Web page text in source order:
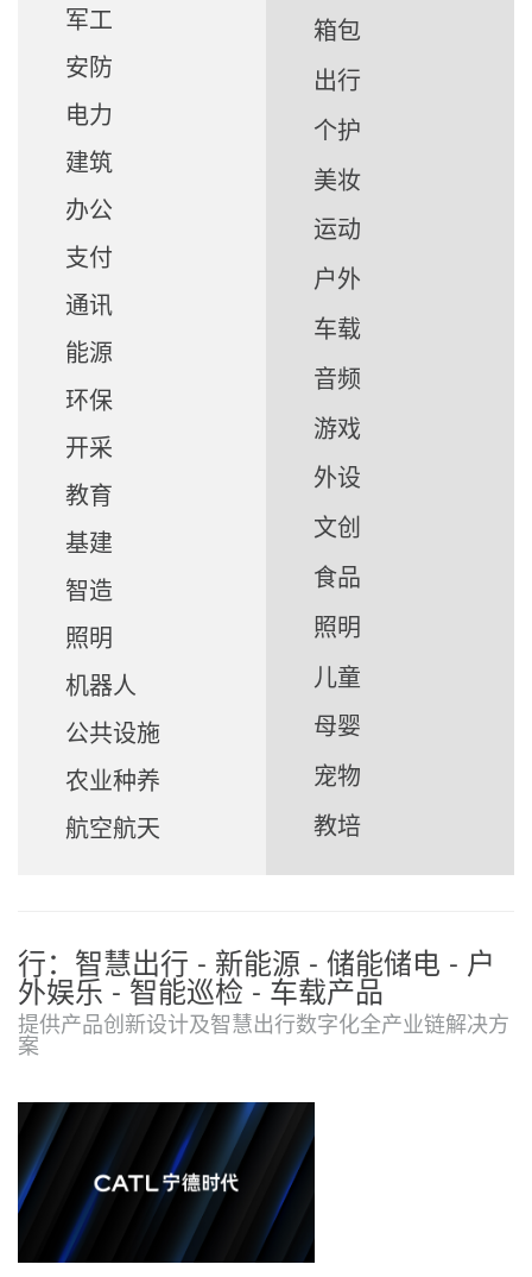
军工
安防
电力
建筑
办公
支付
通讯
能源
环保
开采
教育
基建
智造
照明
机器人
公共设施
农业种养
航空航天
箱包
出行
个护
美妆
运动
户外
车载
音频
游戏
外设
文创
食品
照明
儿童
母婴
宠物
教培
行：智慧出行 - 新能源 - 储能储电 - 户
外娱乐 - 智能巡检 - 车载产品
提供产品创新设计及智慧出行数字化全产业链解决方
案